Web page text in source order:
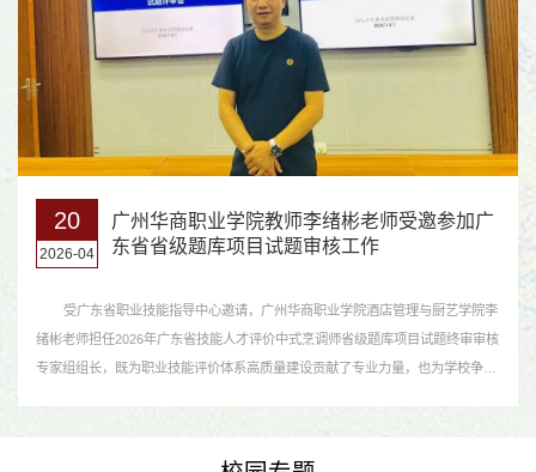
20
2026-04
广州华商职业学院教师李绪彬老师受邀参加广
东省省级题库项目试题审核工作
受广东省职业技能指导中心邀请，广州华商职业学院酒店管理与厨艺学院李
绪彬老师担任2026年广东省技能人才评价中式烹调师省级题库项目试题终审审核
专家组组长，既为职业技能评价体系高质量建设贡献了专业力量，也为学校争得